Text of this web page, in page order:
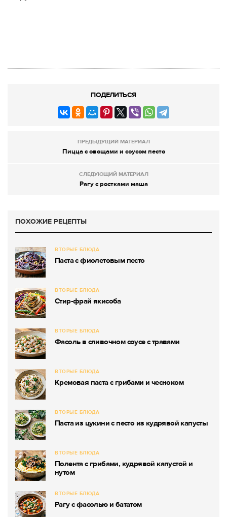
ПОДЕЛИТЬСЯ
ПРЕДЫДУЩИЙ МАТЕРИАЛ
Пицца с овощами и соусом песто
СЛЕДУЮЩИЙ МАТЕРИАЛ
Рагу с ростками маша
ПОХОЖИЕ РЕЦЕПТЫ
ВТОРЫЕ БЛЮДА
Паста с фиолетовым песто
ВТОРЫЕ БЛЮДА
Стир-фрай якисоба
ВТОРЫЕ БЛЮДА
Фасоль в сливочном соусе с травами
ВТОРЫЕ БЛЮДА
Кремовая паста с грибами и чесноком
ВТОРЫЕ БЛЮДА
Паста из цукини с песто из кудрявой капусты
ВТОРЫЕ БЛЮДА
Полента с грибами, кудрявой капустой и
нутом
ВТОРЫЕ БЛЮДА
Рагу с фасолью и бататом